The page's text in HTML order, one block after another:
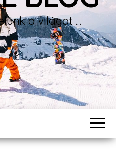
a világot …